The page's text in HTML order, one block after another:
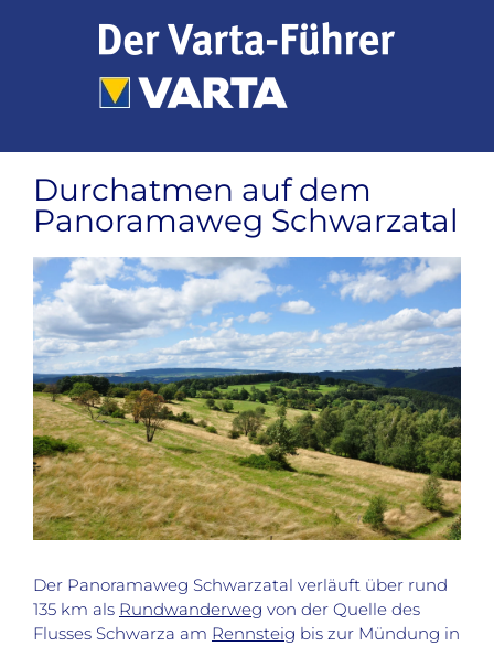
Durchatmen auf dem
Panoramaweg Schwarzatal
Zeige
grösseres
Bild
Der Panoramaweg Schwarzatal verläuft über rund
135 km als Rundwanderweg von der Quelle des
Flusses Schwarza am Rennsteig bis zur Mündung in